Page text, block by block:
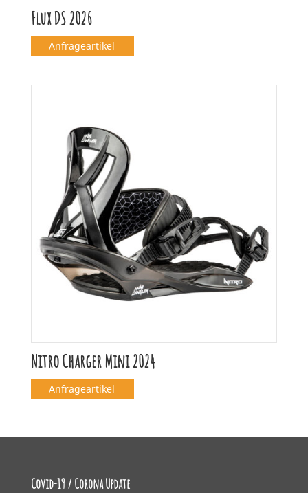
Flux DS 2026
Anfrageartikel
Nitro Charger Mini 2024
Anfrageartikel
Covid-19 / Corona Update